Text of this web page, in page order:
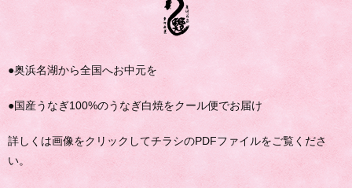
●奥浜名湖から全国へお中元を
●国産うなぎ100%のうなぎ白焼をクール便でお届け
詳しくは画像をクリックしてチラシのPDFファイルをご覧くださ
い。